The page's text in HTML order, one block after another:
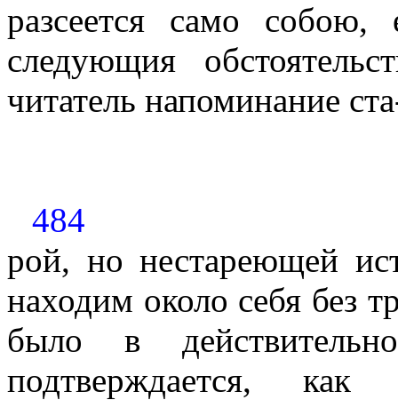
разсеется само
следующия
читатель напоминание
484
рой, но нестареющей
находим около себя без
было в
подтверждается,